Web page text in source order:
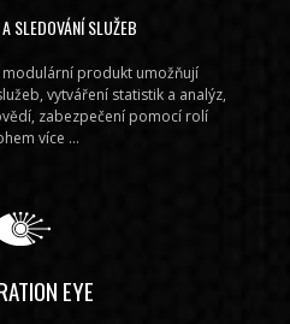
SLEDOVÁNÍ SLUŽEB
modulární produkt umožňují
vytváření statistik a analýz,
zabezpečení pomocí rolí
více ...
EYE